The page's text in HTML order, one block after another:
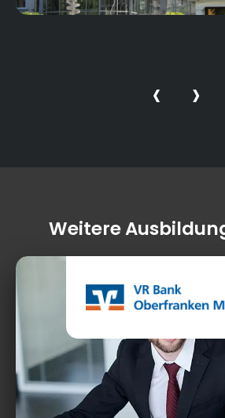
‹ ›
Weitere